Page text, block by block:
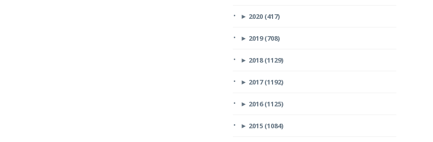
► 2020 (417)
► 2019 (708)
► 2018 (1129)
► 2017 (1192)
► 2016 (1125)
► 2015 (1084)